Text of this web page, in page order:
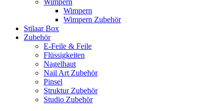
Wimpern
Wimpern Zubehör
Stilaar Box
Zubehör
E-Feile & Feile
Flüssigkeiten
Nagelhaut
Nail Art Zubehör
Pinsel
Struktur Zubehör
Studio Zubehör